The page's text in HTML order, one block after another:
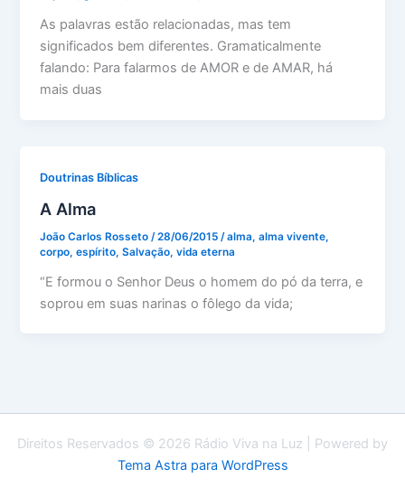
As palavras estão relacionadas, mas tem
significados bem diferentes. Gramaticalmente
falando: Para falarmos de AMOR e de AMAR, há
mais duas
Doutrinas Bíblicas
A Alma
João Carlos Rosseto /28/06/2015 /alma,alma vivente,
corpo,espírito,Salvação,vida eterna
“E formou o Senhor Deus o homem do pó da terra, e
soprou em suas narinas o fôlego da vida;
Direitos Reservados © 2026 Rádio Viva na Luz | Powered by
Tema Astra para WordPress